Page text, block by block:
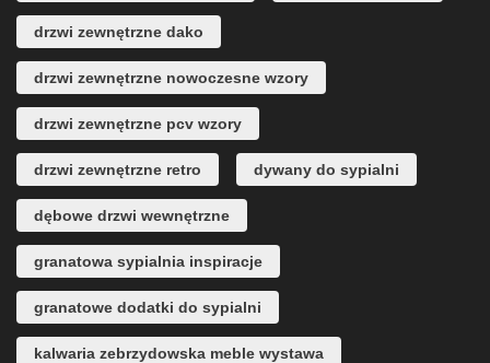
drzwi zewnętrzne dako
drzwi zewnętrzne nowoczesne wzory
drzwi zewnętrzne pcv wzory
drzwi zewnętrzne retro dywany do sypialni
dębowe drzwi wewnętrzne
granatowa sypialnia inspiracje
granatowe dodatki do sypialni
kalwaria zebrzydowska meble wystawa